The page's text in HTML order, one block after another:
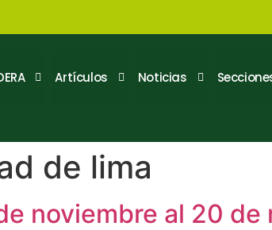
Artículos Noticias
de lima
noviembre al 20 de